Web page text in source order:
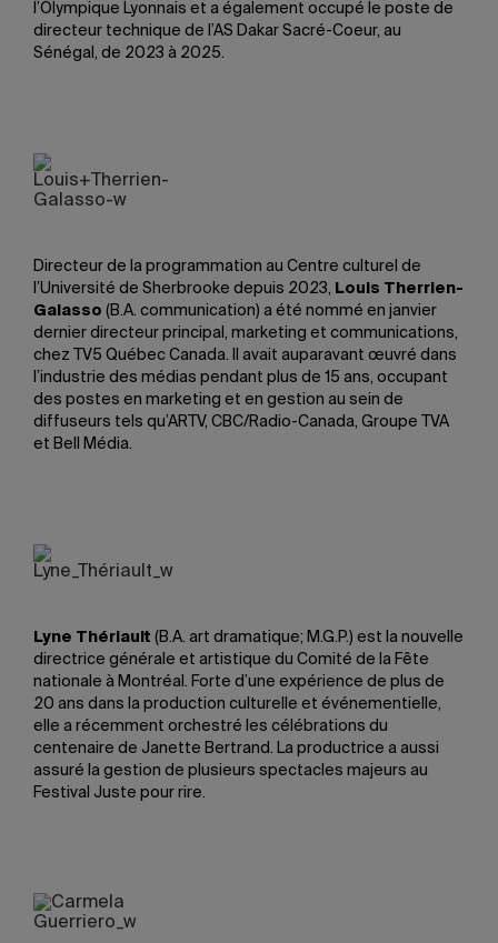
l’Olympique Lyonnais et a également occupé le poste de
directeur technique de l’AS Dakar Sacré-Coeur, au
Sénégal, de 2023 à 2025.
Directeur de la programmation au Centre culturel de
l’Université de Sherbrooke depuis 2023, Louis Therrien-
Galasso (B.A. communication) a été nommé en janvier
dernier directeur principal, marketing et communications,
chez TV5 Québec Canada. Il avait auparavant œuvré dans
l’industrie des médias pendant plus de 15 ans, occupant
des postes en marketing et en gestion au sein de
diffuseurs tels qu’ARTV, CBC/Radio-Canada, Groupe TVA
et Bell Média.
Lyne Thériault (B.A. art dramatique; M.G.P.) est la nouvelle
directrice générale et artistique du Comité de la Fête
nationale à Montréal. Forte d’une expérience de plus de
20 ans dans la production culturelle et événementielle,
elle a récemment orchestré les célébrations du
centenaire de Janette Bertrand. La productrice a aussi
assuré la gestion de plusieurs spectacles majeurs au
Festival Juste pour rire.